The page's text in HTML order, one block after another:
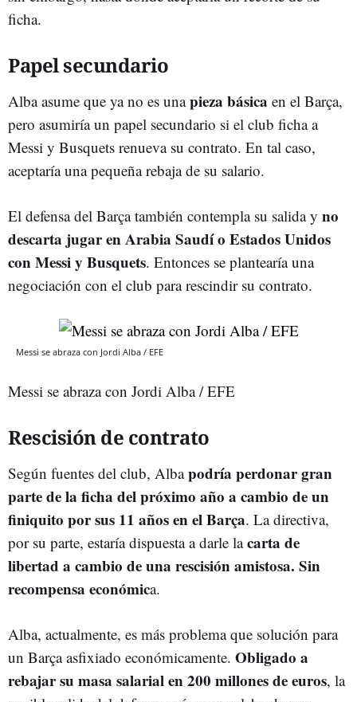
ficha.
Papel secundario
Alba asume que ya no es unapieza básica en el Barça,
pero asumiría un papel secundario si el club ficha a
Messi y Busquets renueva su contrato. En tal caso,
aceptaría una pequeña rebaja de su salario.
El defensa del Barça también contempla su salida y no
descarta jugar en Arabia Saudí o Estados Unidos
con Messi y Busquets. Entonces se plantearía una
negociación con el club para rescindir su contrato.
Messi se abraza con Jordi Alba / EFE
Messi se abraza con Jordi Alba / EFE
Rescisión de contrato
Según fuentes del club, Albapodría perdonar gran
parte de la ficha del próximo año a cambio de un
finiquito por sus 11 años en el Barça. La directiva,
por su parte, estaría dispuesta a darle lacarta de
libertad a cambio de una rescisión amistosa. Sin
recompensa económica.
Alba, actualmente, es más problema que solución para
un Barça asfixiado económicamente. Obligado a
rebajar su masa salarial en 200 millones de euros, la